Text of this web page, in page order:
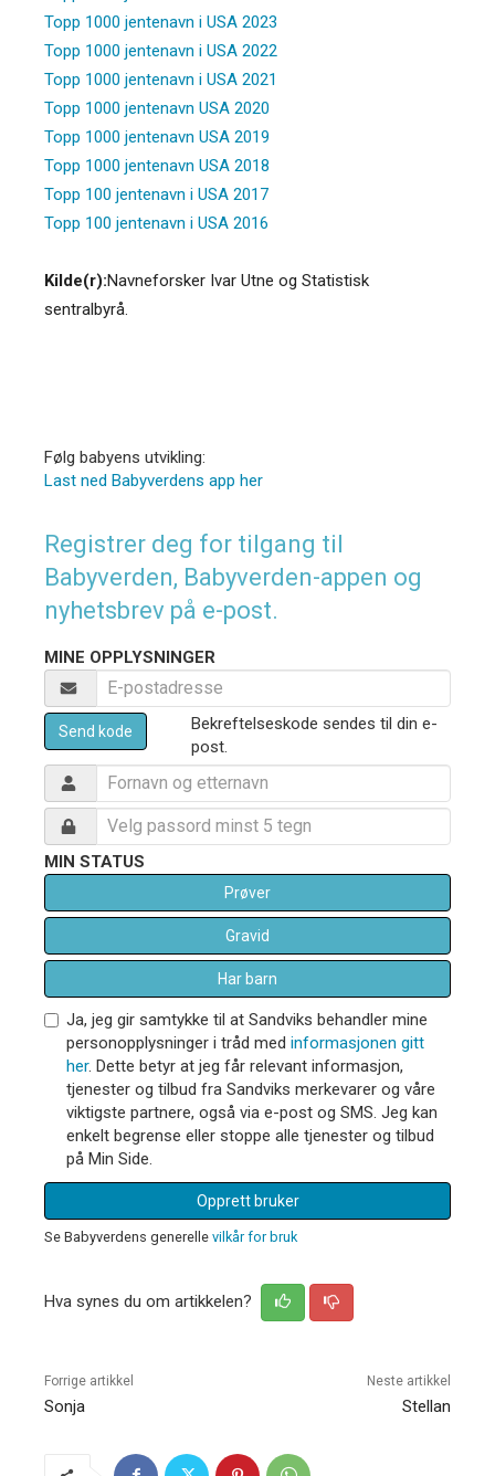
Topp 1000 jentenavn i USA 2023
Topp 1000 jentenavn i USA 2022
Topp 1000 jentenavn i USA 2021
Topp 1000 jentenavn USA 2020
Topp 1000 jentenavn USA 2019
Topp 1000 jentenavn USA 2018
Topp 100 jentenavn i USA 2017
Topp 100 jentenavn i USA 2016
Kilde(r):Navneforsker Ivar Utne og Statistisk
sentralbyrå.
Følg babyens utvikling:
Last ned Babyverdens app her
Registrer deg for tilgang til
Babyverden, Babyverden-appen og
nyhetsbrev på e-post.
MINE OPPLYSNINGER
Send kode
Bekreftelseskode sendes til din e-
post.
MIN STATUS
Prøver
Gravid
Har barn
Ja, jeg gir samtykke til at Sandviks behandler mine
personopplysninger i tråd med informasjonen gitt
her. Dette betyr at jeg får relevant informasjon,
tjenester og tilbud fra Sandviks merkevarer og våre
viktigste partnere, også via e-post og SMS. Jeg kan
enkelt begrense eller stoppe alle tjenester og tilbud
på Min Side.
Opprett bruker
Se Babyverdens generelle vilkår for bruk
Hva synes du om artikkelen?
Forrige artikkel
Sonja
Neste artikkel
Stellan